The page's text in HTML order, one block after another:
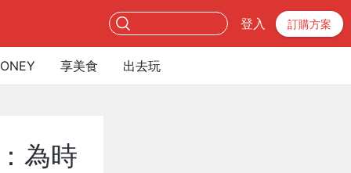
登入 訂購方案
享美食 出去玩
為時